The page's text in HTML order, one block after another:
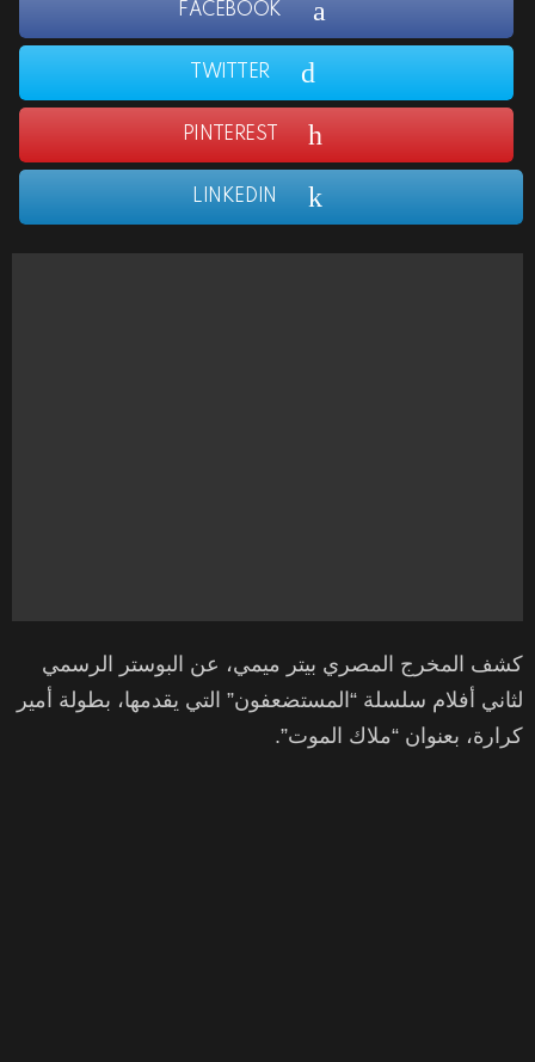
FACEBOOK
TWITTER
PINTEREST
LINKEDIN
كشف المخرج المصري بيتر ميمي، عن البوستر الرسمي
لثاني أفلام سلسلة “المستضعفون” التي يقدمها، بطولة أمير
كرارة، بعنوان “ملاك الموت”.